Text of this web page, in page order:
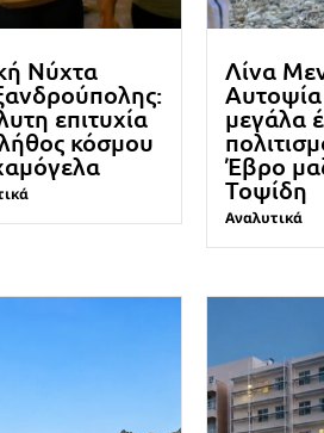
Νύχτα
επιτυχία
κόσμου
Λίνα
μεγάλα
Έβρο
Τοψίδη
Αναλυτικά